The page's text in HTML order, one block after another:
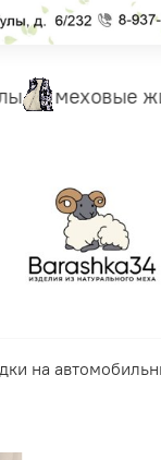
меховые
на